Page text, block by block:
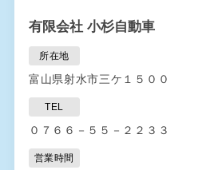
有限会社 小杉自動車
所在地
富山県射水市三ケ１５００
TEL
０７６６－５５－２２３３
営業時間